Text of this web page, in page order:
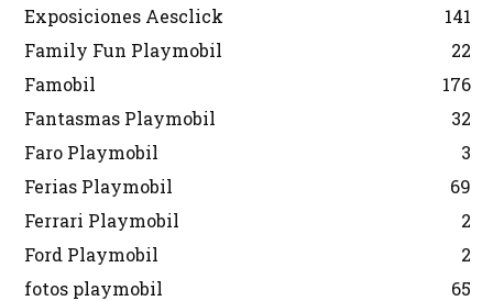
Exposiciones Aesclick
141
Family Fun Playmobil
22
Famobil
176
Fantasmas Playmobil
32
Faro Playmobil
3
Ferias Playmobil
69
Ferrari Playmobil
2
Ford Playmobil
2
fotos playmobil
65